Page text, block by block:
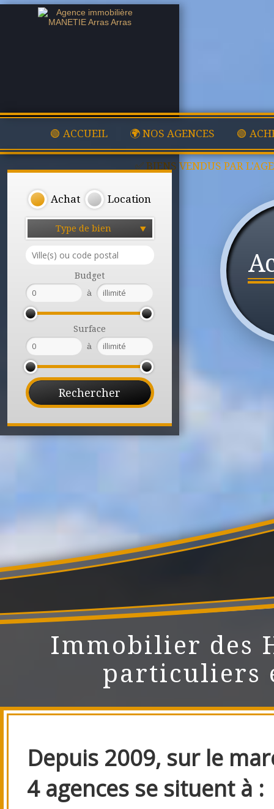
🟢 ACCUEIL 🌍 NOS AGENCES 🟢
✅ BIENS VENDUS PAR
Achat Location
Type de bien
Budget
à
Surface
à
Immobilier des
particuliers
Depuis 2009, sur le
4 agences se situent à :